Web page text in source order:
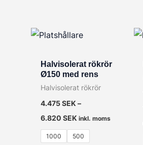
Halvisolerat rökrör
Ø150 med rens
Halvisolerat rökrör
4.475SEK –
6.820 SEK inkl. moms
1000 500